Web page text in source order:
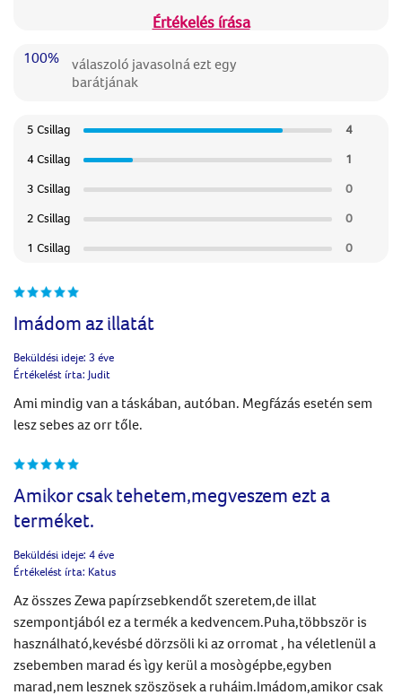
Értékelés írása
100%
válaszoló javasolná ezt egy
barátjának
5 Csillag
4
4 Csillag
1
3 Csillag
0
2 Csillag
0
1 Csillag
0
Imádom az illatát
Beküldési ideje: 3 éve
Értékelést írta: Judit
Ami mindig van a táskában, autóban. Megfázás esetén sem
lesz sebes az orr tőle.
Amikor csak tehetem,megveszem ezt a
terméket.
Beküldési ideje: 4 éve
Értékelést írta: Katus
Az összes Zewa papírzsebkendőt szeretem,de illat
szempontjából ez a termék a kedvencem.Puha,többször is
használható,kevésbé dörzsöli ki az orromat , ha véletlenül a
zsebemben marad és ìgy kerül a mosògépbe,egyben
marad,nem lesznek szöszösek a ruháim.Imádom,amikor csak